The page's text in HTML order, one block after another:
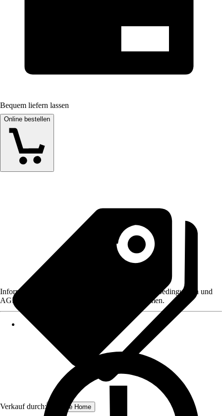
Bequem liefern lassen
Online bestellen
Verkauf durch: Schulte Home
Informationen des Verkäufers, wie z. B. Rückgabebedingungen und
AGB, finden Sie bei Klick auf den Verkäufernamen.